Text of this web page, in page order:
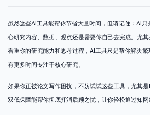
虽然这些AI工具能帮你节省大量时间，但请记住：AI
心研究内容、数据、观点还是需要你自己去完成。尤
看重你的研究能力和思考过程，AI工具只是帮你解决
有更多时间专注于核心研究。
如果你正被论文写作困扰，不妨试试这些工具，尤其是
双低保障能帮你彻底打消后顾之忧，让你轻松通过知网